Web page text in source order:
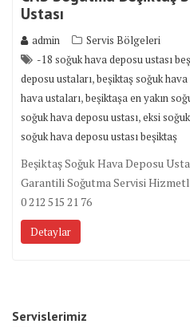
Ustası
admin
Servis Bölgeleri
-18 soğuk hava deposu ustası
deposu ustaları,beşiktaş soğuk hava
hava ustaları,beşiktaşa en yakın
soğuk hava deposu ustası,eksi
soğuk hava deposu ustası beşiktaş
Beşiktaş Soğuk Hava Deposu
Garantili Soğutma Servisi
0 212 515 21 76
Detaylar
Servislerimiz